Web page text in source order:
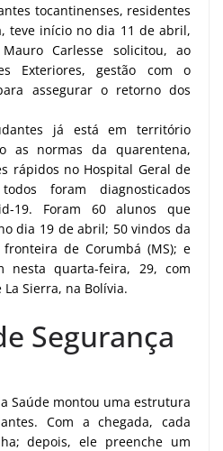
tocantinenses, residentes
teve início no dia 11 de abril,
Carlesse solicitou, ao
Exteriores, gestão com o
assegurar o retorno dos
já está em território
as normas da quarentena,
rápidos no Hospital Geral de
foram diagnosticados
19. Foram 60 alunos que
dia 19 de abril; 50 vindos da
de Corumbá (MS); e
nesta quarta-feira, 29, com
Sierra, na Bolívia.
Segurança
Saúde montou uma estrutura
Com a chegada, cada
depois, ele preenche um